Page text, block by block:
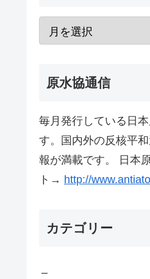
原水協通信
毎月発行している日
す。国内外の反核平
報が満載です。 日本
ト→ http://
カテゴリー
–